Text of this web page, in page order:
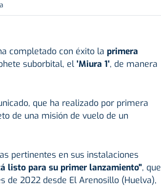
completado con éxito la primera
suborbital, el'Miura 1', de manera
que ha realizado por primera
de una misión de vuelo de un
pertinentes en sus instalaciones
listo para su primer lanzamiento", que
de 2022 desde El Arenosillo (Huelva),